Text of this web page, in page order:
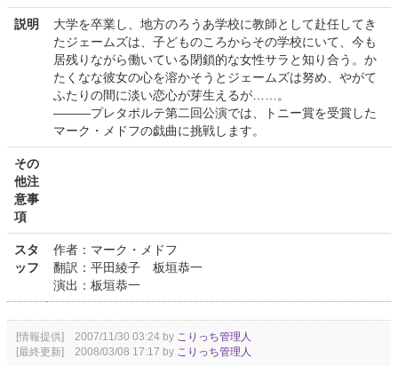
説明
大学を卒業し、地方のろうあ学校に教師として赴任してき
たジェームズは、子どものころからその学校にいて、今も
居残りながら働いている閉鎖的な女性サラと知り合う。か
たくなな彼女の心を溶かそうとジェームズは努め、やがて
ふたりの間に淡い恋心が芽生えるが……。
———プレタポルテ第二回公演では、トニー賞を受賞した
マーク・メドフの戯曲に挑戦します。
その
他注
意事
項
スタ
ッフ
作者：マーク・メドフ
翻訳：平田綾子 板垣恭一
演出：板垣恭一
[情報提供] 2007/11/30 03:24 by こりっち管理人
[最終更新] 2008/03/08 17:17 by こりっち管理人